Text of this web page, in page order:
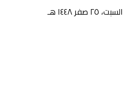
السبت، ٢٥ صفر ١٤٤٨ هـ